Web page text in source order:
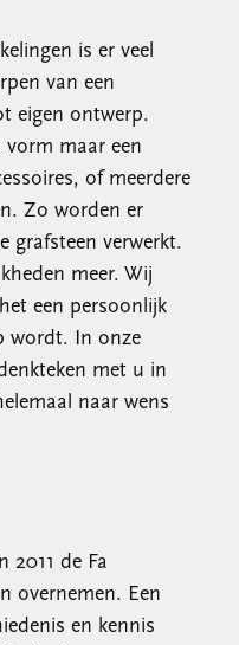
is er veel
van een
eigen ontwerp.
vorm maar een
of meerdere
Zo worden er
grafsteen verwerkt.
meer. Wij
een persoonlijk
wordt. In onze
met u in
naar wens
de Fa
overnemen. Een
en kennis